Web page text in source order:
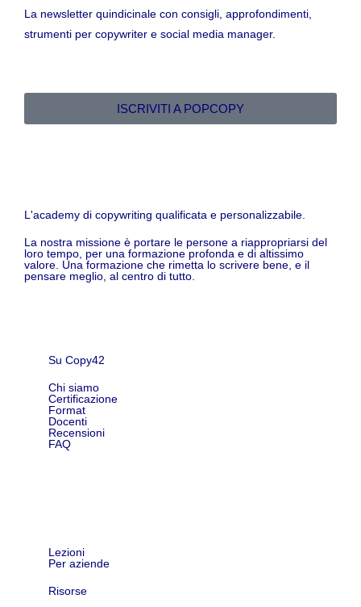
La newsletter quindicinale con consigli, approfondimenti,
strumenti per copywriter e social media manager.
ISCRIVITI A POPCOPY
L'academy di copywriting qualificata e personalizzabile.
La nostra missione è portare le persone a riappropriarsi del
loro tempo, per una formazione profonda e di altissimo
valore. Una formazione che rimetta lo scrivere bene, e il
pensare meglio, al centro di tutto.
Su Copy42
Chi siamo
Certificazione
Format
Docenti
Recensioni
FAQ
Lezioni
Per aziende
Risorse